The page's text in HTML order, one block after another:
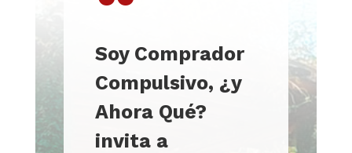
Soy Comprador
Compulsivo, ¿y
Ahora Qué?
invita a